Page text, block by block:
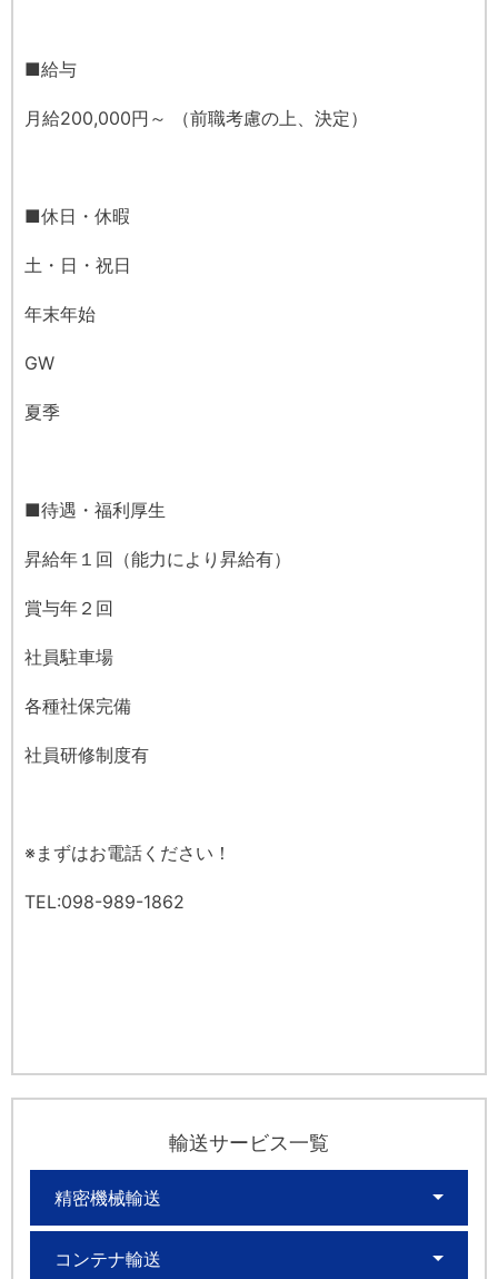
■給与
月給200,000円～ （前職考慮の上、決定）
■休日・休暇
土・日・祝日
年末年始
GW
夏季
■待遇・福利厚生
昇給年１回（能力により昇給有）
賞与年２回
社員駐車場
各種社保完備
社員研修制度有
※まずはお電話ください！
TEL:098-989-1862
輸送サービス一覧
精密機械輸送
コンテナ輸送